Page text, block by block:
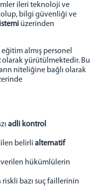
ileri teknoloji ve
olup, bilgi güvenliği ve
üzerinden
almış personel
olarak yürütülmektedir. Bu
niteliğine bağlı olarak
adli kontrol
belirli alternatif
hükümlülerin
bazı suç faillerinin